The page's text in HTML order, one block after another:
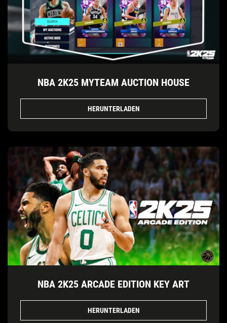
NBA 2K25 MYTEAM AUCTION HOUSE
HERUNTERLADEN
NBA 2K25 ARCADE EDITION KEY ART
HERUNTERLADEN